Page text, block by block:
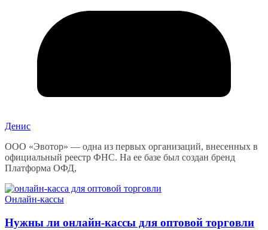
Денис
ООО «Эвотор» — одна из первых организаций, внесенных в
официальный реестр ФНС. На ее базе был создан бренд
Платформа ОФД,
Онлайн-кассы
Нужны ли онлайн-кассы для оптовой торговли